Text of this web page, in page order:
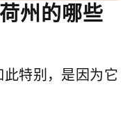
州的哪些
特别，是因为它